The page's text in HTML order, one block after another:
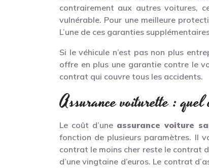
contrairement aux autres voitures,
vulnérable. Pour une meilleure
L’une de ces garanties
Si le véhicule n’est pas non plus
offre en plus une garantie contre le
contrat qui couvre tous les accidents.
Assurance voiturette :
Le coût d’une assurance voiture
fonction de plusieurs paramètres. Il
contrat le moins cher reste le contrat
d’une vingtaine d’euros. Le contrat